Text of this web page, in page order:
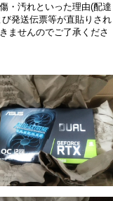
・汚れといった理由(配達
発送伝票等が直貼りされ
ませんのでご了承くださ